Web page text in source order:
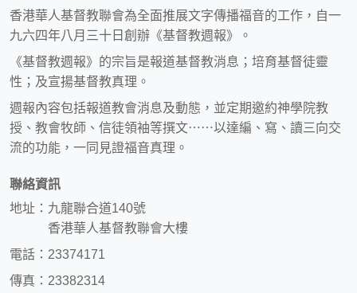
香港華人基督教聯會為全面推展文字傳播福音的工作，自一
九六四年八月三十日創辦《基督教週報》。
《基督教週報》的宗旨是報道基督教消息；培育基督徒靈
性；及宣揚基督教真理。
週報內容包括報道教會消息及動態，並定期邀約神學院教
授、教會牧師、信徒領袖等撰文⋯⋯以達編、寫、讀三向交
流的功能，一同見證福音真理。
聯絡資訊
地址：九龍聯合道140號
香港華人基督教聯會大樓
電話：23374171
傳真：23382314